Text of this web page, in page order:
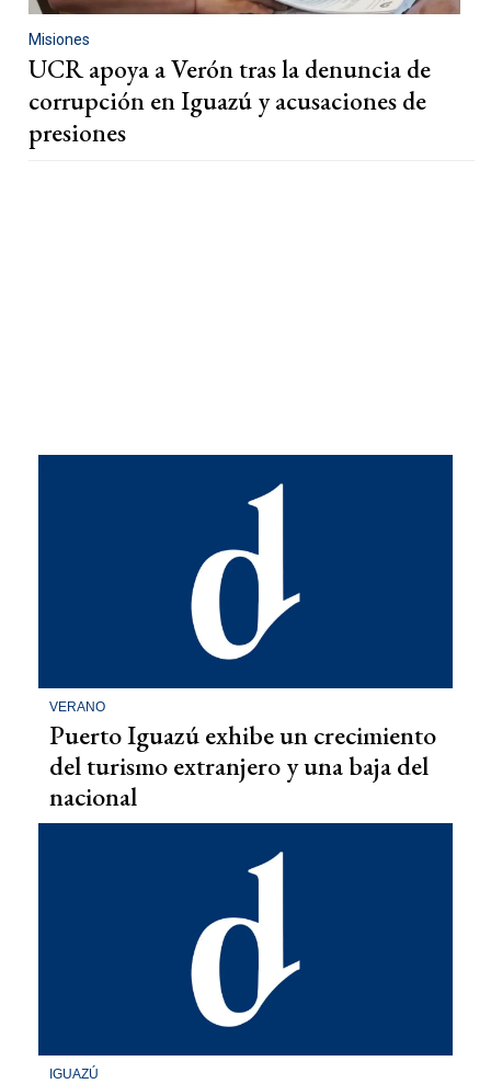
Misiones
UCR apoya a Verón tras la denuncia de
corrupción en Iguazú y acusaciones de
presiones
VERANO
Puerto Iguazú exhibe un crecimiento
del turismo extranjero y una baja del
nacional
IGUAZÚ